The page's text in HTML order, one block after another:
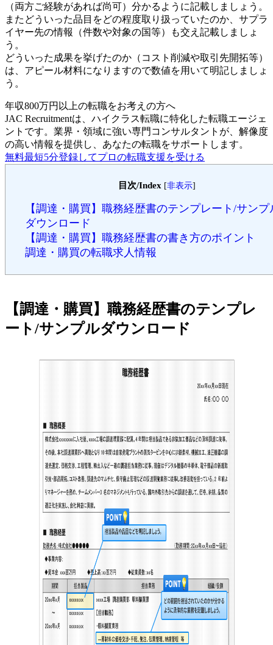
（両方ご経験があれば尚可）分かるように記載しましょう。
またどういった品目をどの程度取り扱っていたのか、サプラ
イヤー先の情報（件数や対象の国等）も交え記載しましょ
う。
どういった成果を挙げたのか（コスト削減や取引先開拓等）
は、アピール材料になりますので数値を用いて明記しましょ
う。
年収800万円以上の転職をお考えの方へ
JAC Recruitmentは、ハイクラス転職に特化した転職エージェ
ントです。 業界・領域に強い専門コンサルタントが、解像度
の高い情報を提供し、あなたの転職をサポートします。
無料最短5分登録してプロの転職支援を受ける
目次/Index [非表示]
【調達・購買】職務経歴書のテンプレート/サンプ
ダウンロード
【調達・購買】職務経歴書の書き方のポイント
調達・購買の転職求人情報
【調達・購買】職務経歴書のテンプレ
ート/サンプルダウンロード